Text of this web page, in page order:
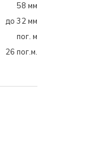
58 мм
до 32 мм
пог. м
26 пог.м.